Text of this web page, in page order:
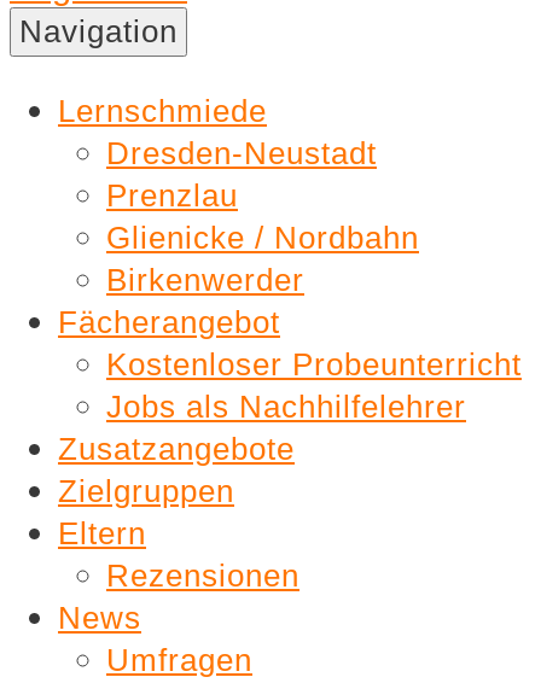
Nachhilfe
Lernschmiede
Navigation
Lernschmiede
Dresden-Neustadt
Prenzlau
Glienicke / Nordbahn
Birkenwerder
Fächerangebot
Kostenloser Probeunterricht
Jobs als Nachhilfelehrer
Zusatzangebote
Zielgruppen
Eltern
Rezensionen
News
Umfragen